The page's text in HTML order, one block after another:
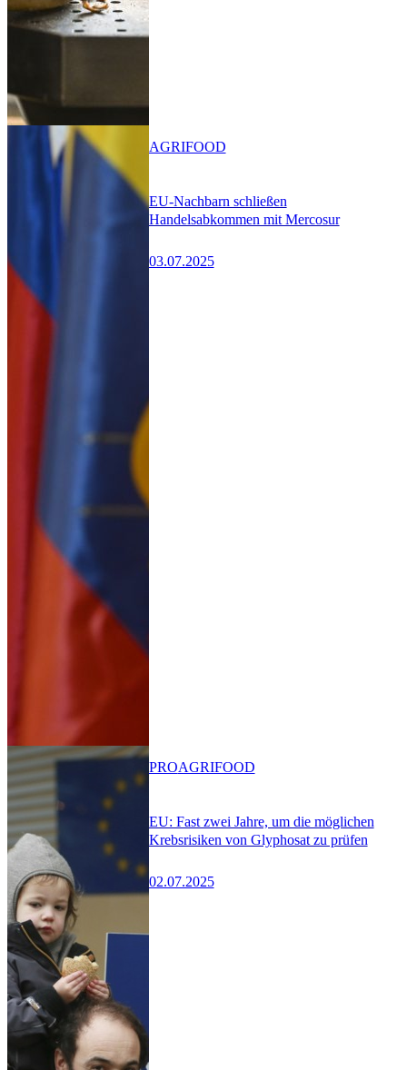
EU-Nachbarn schließen
Handelsabkommen mit Mercosur
03.07.2025
AGRIFOOD
EU: Fast zwei Jahre, um die möglichen
Krebsrisiken von Glyphosat zu prüfen
02.07.2025
PROAGRIFOOD